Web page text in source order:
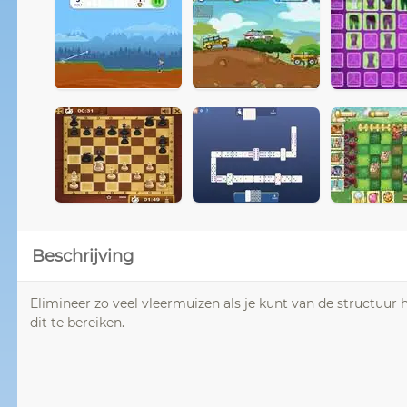
Beschrijving
Elimineer zo veel vleermuizen als je kunt van de
dit te bereiken.